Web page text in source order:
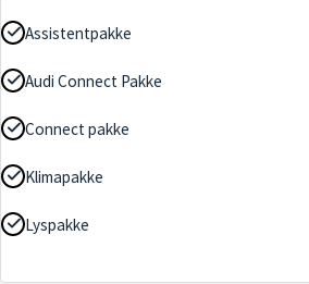
Assistentpakke
Audi Connect Pakke
Connect pakke
Klimapakke
Lyspakke